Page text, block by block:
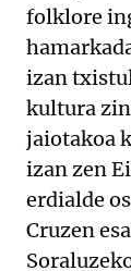
folklore
izan
kultura
jaiotakoa
izan zen
erdialde
Cruzen